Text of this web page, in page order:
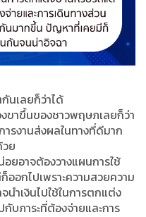
นเลยก็ว่าได้
งขาขึ้นของชาวพฤษภเลยก็ว่า
รงานส่งผลในทางที่ดีมาก
ย
อยอาจต้องวางแผนการใช้
ออกไปเพราะความสวยความ
ำเงินไปใช้ในการตกแต่ง
บภาระที่ต้องจ่ายและการ